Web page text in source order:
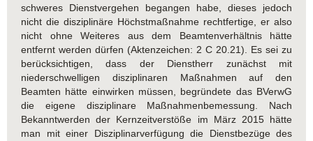
schweres Dienstvergehen begangen habe, dieses jedoch
nicht die disziplinäre Höchstmaßnahme rechtfertige, er also
nicht ohne Weiteres aus dem Beamtenverhältnis hätte
entfernt werden dürfen (Aktenzeichen: 2 C 20.21). Es sei zu
berücksichtigen, dass der Dienstherr zunächst mit
niederschwelligen disziplinaren Maßnahmen auf den
Beamten hätte einwirken müssen, begründete das BVerwG
die eigene disziplinare Maßnahmenbemessung. Nach
Bekanntwerden der Kernzeitverstöße im März 2015 hätte
man mit einer Disziplinarverfügung die Dienstbezüge des